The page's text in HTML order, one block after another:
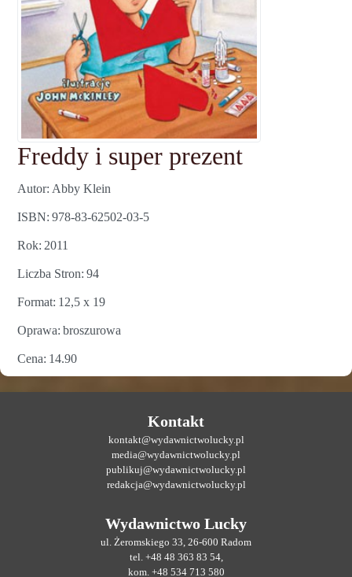
Freddy i super prezent
Autor Abby Klein
ISBN 978-83-62502-03-5
Rok 2011
Liczba Stron 94
Format 12,5 x 19
Oprawa broszurowa
Cena 14.90
Kontakt
kontakt@wydawnictwolucky.pl
media@wydawnictwolucky.pl
publikuj@wydawnictwolucky.pl
redakcja@wydawnictwolucky.pl
Wydawnictwo Lucky
ul. Żeromskiego 33, 26-600 Radom
tel. +48 48 363 83 54,
kom. +48 534 713 580